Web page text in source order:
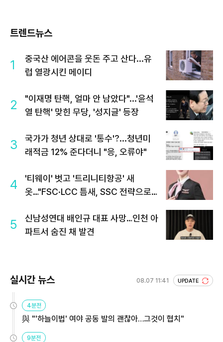
트렌드뉴스
1
중국산 에어콘을 웃돈 주고 산다...유
럽 열광시킨 메이디
2
"이재명 탄핵, 얼마 안 남았다"...'윤석
열 탄핵' 맞힌 무당, '성지글' 등장
3
국가가 청년 상대로 '통수'?...청년미
래적금 12% 준다더니 "응, 오류야"
4
'티웨이' 벗고 '트리니티항공' 새
옷…"FSC·LCC 틈새, SSC 전략으로
5
신남성연대 배인규 대표 사망…인천 아
파트서 숨진 채 발견
실시간 뉴스 08.07 11:41 UPDATE
4분전
與 "'하늘이법' 여야 공동 발의 괜찮아…그것이 협치"
9분전